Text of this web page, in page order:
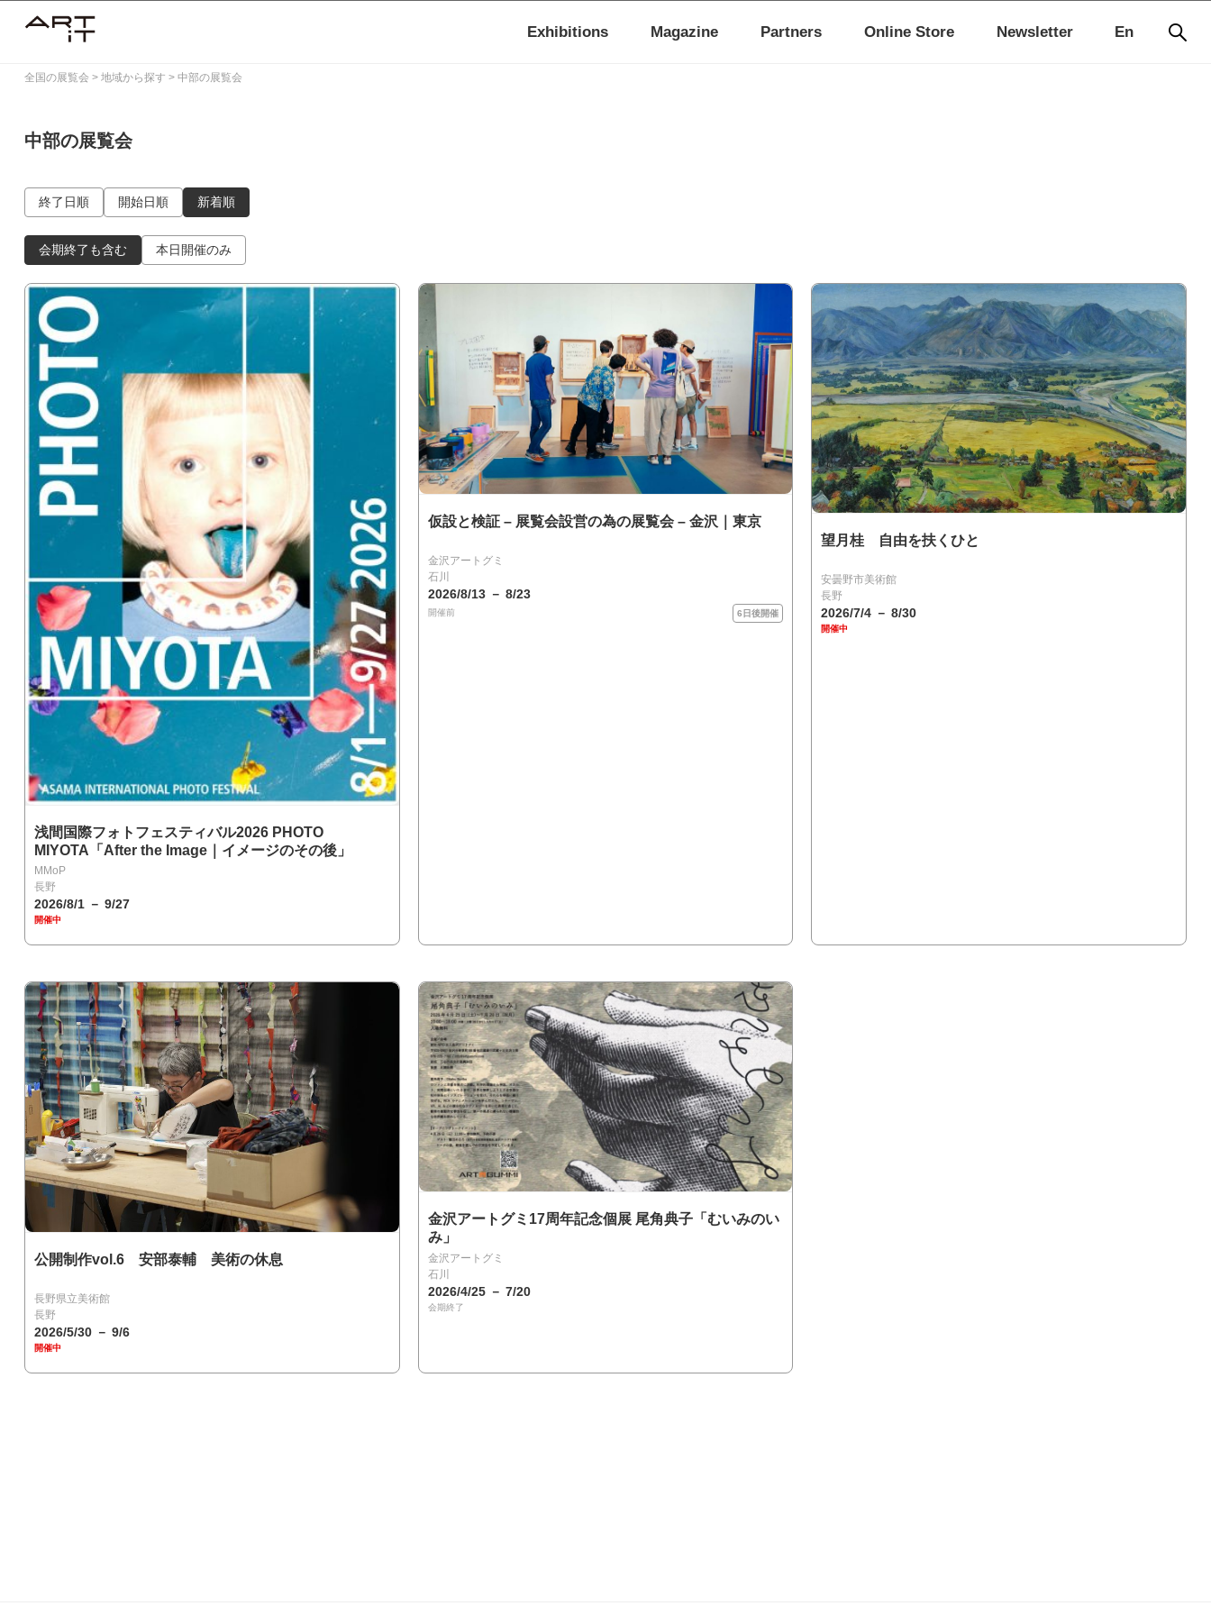
En
Exhibitions Magazine Partners Online Store Newsletter
全国の展覧会 > 地域から探す > 中部の展覧会
中部の展覧会
終了日順 開始日順 新着順
会期終了も含む 本日開催のみ
浅間国際フォトフェスティバル2026 PHOTO
MIYOTA「After the Image｜イメージのその後」
MMoP
長野
2026/8/1 － 9/27
開催中
仮設と検証 – 展覧会設営の為の展覧会 – 金沢｜東京
金沢アートグミ
石川
2026/8/13 － 8/23
開催前 6日後開催
望月桂 自由を扶くひと
安曇野市美術館
長野
2026/7/4 － 8/30
開催中
公開制作vol.6 安部泰輔 美術の休息
長野県立美術館
長野
2026/5/30 － 9/6
開催中
金沢アートグミ17周年記念個展 尾角典子「むいみのい
み」
金沢アートグミ
石川
2026/4/25 － 7/20
会期終了